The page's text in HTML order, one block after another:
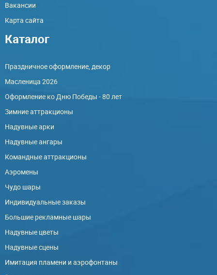
Вакансии
Карта сайта
Каталог
Праздничное оформление, декор
Масленица 2026
Оформление ко Дню Победы - 80 лет
Зимние аттракционы
Надувные арки
Надувные ангары
Командные аттракционы
Аэромены
Чудо шары
Индивидуальные заказы
Большие рекламные шары
Надувные цветы
Надувные сцены
Имитация пламени и аэрофонтаны